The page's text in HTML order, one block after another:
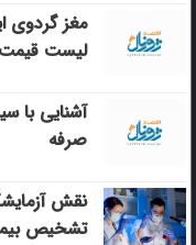
مغز گردوی
لیست قیمت
آشنایی با
صرفه
نقش
تشخیص